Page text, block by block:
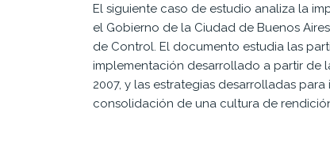
El siguiente caso de estudio analiza la
el Gobierno de la Ciudad de Buenos
de Control. El documento estudia las
implementación desarrollado a partir de
2007, y las estrategias desarrolladas
consolidación de una cultura de